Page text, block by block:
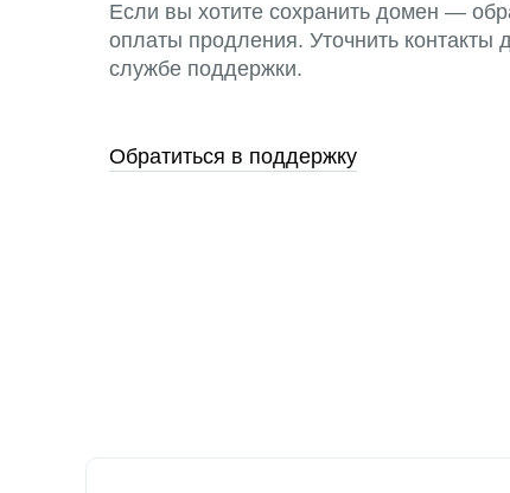
Если вы хотите сохранить домен —
оплаты продления. Уточнить контакты
службе поддержки.
Обратиться в поддержку